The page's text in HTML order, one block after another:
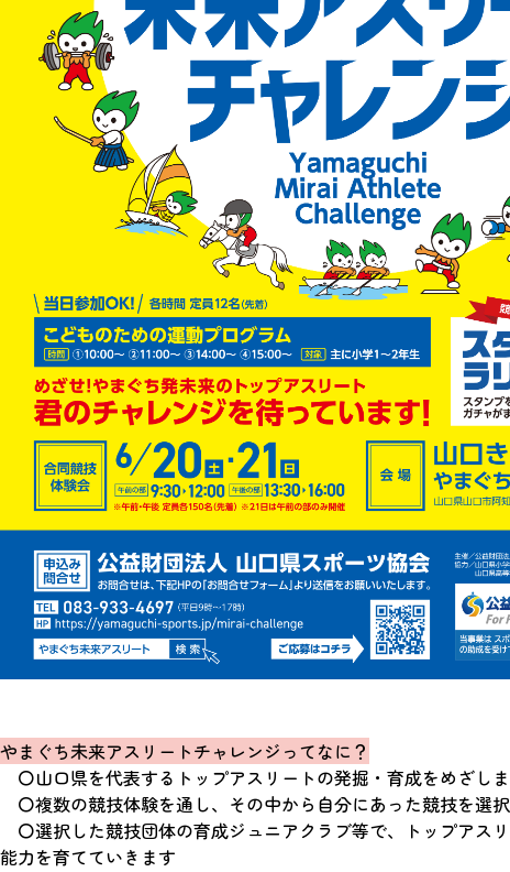
やまぐち未来アスリートチャレンジってなに？
〇山口県を代表するトップアスリートの発掘・育成をめざし
〇複数の競技体験を通し、その中から自分にあった競技を選
〇選択した競技団体の育成ジュニアクラブ等で、トップアスリ
能力を育てていきます